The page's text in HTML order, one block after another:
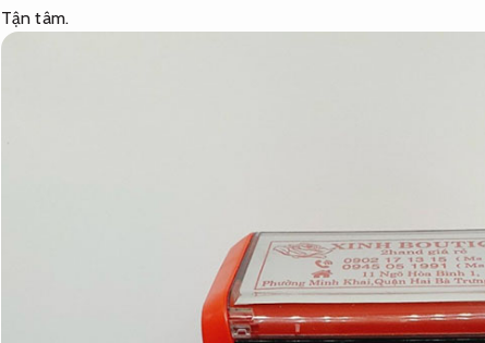
Tận tâm.